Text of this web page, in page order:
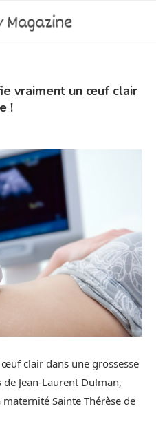
vraiment un œuf clair
!
clair dans une grossesse
Jean-Laurent Dulman,
Sainte Thérèse de